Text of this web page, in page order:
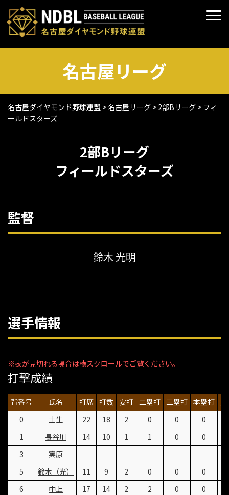
名古屋リーグ
名古屋ダイヤモンド野球連盟 >名古屋リーグ > 2部Bリーグ > フィ
ールドスターズ
2部Bリーグ
フィールドスターズ
監督
鈴木 光明
選手情報
打撃成績
背番号 氏名 打席 打数 安打 二塁打 三塁打 本塁打
0
土生 22 18 2 0 0
0
1
長谷川 14 10 1 1 0
0
3
実原
5
鈴木（光） 11 9 2 0 0
0
6
中上 17 14 2 2 0
0